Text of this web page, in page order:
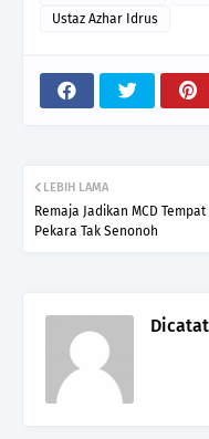
Ustaz Azhar Idrus
LEBIH LAMA
Remaja Jadikan MCD
Pekara Tak Senonoh